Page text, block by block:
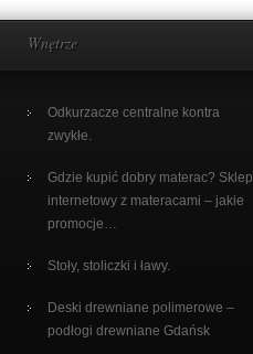
Wnętrze
Odkurzacze centralne kontra
zwykłe.
Gdzie kupić dobry materac? Sklep
internetowy z materacami – jakie
promocje…
Stoły, stoliczki i ławy.
Deski drewniane polimerowe –
podłogi drewniane Gdańsk